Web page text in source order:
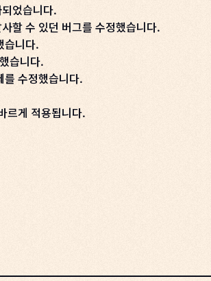
었습니다.
할 수 있던 버그를 수정했습니다.
습니다.
습니다.
를 수정했습니다.
르게 적용됩니다.